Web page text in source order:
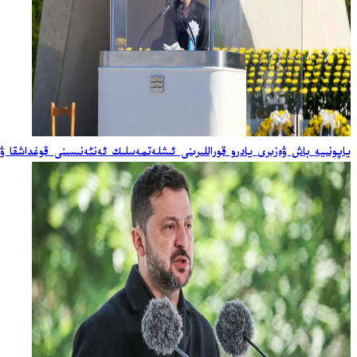
ياپونىيە باش ۋەزىرى يادرو قوراللىرىنى ئىشلەتمەسلىك ئەنئەنىسىنى قوغداشقا